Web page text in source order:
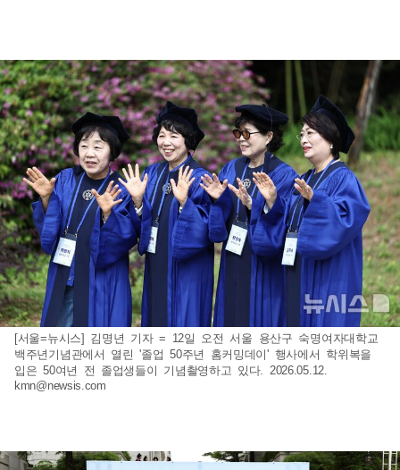
[서울=뉴시스] 김명년 기자 = 12일 오전 서울 용산구 숙명여자대학교
백주년기념관에서 열린 '졸업 50주년 홈커밍데이' 행사에서 학위복을
입은 50여년 전 졸업생들이 기념촬영하고 있다. 2026.05.12.
kmn@newsis.com